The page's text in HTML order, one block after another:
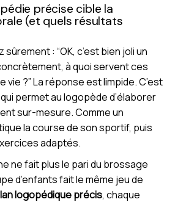
précise cible la
(et quels résultats
: “OK, c’est bien joli un
à quoi servent ces
vie ?” La réponse est limpide. C’est
permet au logopède d’élaborer
sur-mesure. Comme un
la course de son sportif, puis
adaptés.
ne fait plus le pari du brossage
d’enfants fait le même jeu de
logopédique précis, chaque